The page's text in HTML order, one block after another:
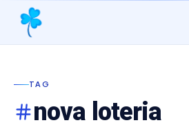
TAG
nova loteria